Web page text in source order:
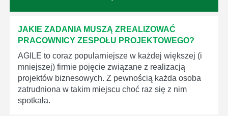
JAKIE ZADANIA MUSZĄ ZREALIZOWAĆ
PRACOWNICY ZESPOŁU PROJEKTOWEGO?
AGILE to coraz popularniejsze w każdej większej (i
mniejszej) firmie pojęcie związane z realizacją
projektów biznesowych. Z pewnością każda osoba
zatrudniona w takim miejscu choć raz się z nim
spotkała.